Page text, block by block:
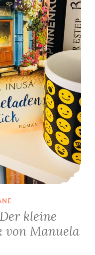
kleine
von Manuela